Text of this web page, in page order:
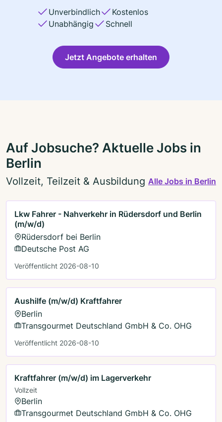
Unverbindlich
Kostenlos
Unabhängig
Schnell
Jetzt Angebote erhalten
Auf Jobsuche? Aktuelle Jobs in
Berlin
Vollzeit, Teilzeit & Ausbildung Alle Jobs in Berlin
Lkw Fahrer - Nahverkehr in Rüdersdorf und Berlin
(m/w/d)
Rüdersdorf bei Berlin
Deutsche Post AG
Veröffentlicht 2026-08-10
Aushilfe (m/w/d) Kraftfahrer
Berlin
Transgourmet Deutschland GmbH & Co. OHG
Veröffentlicht 2026-08-10
Kraftfahrer (m/w/d) im Lagerverkehr
Vollzeit
Berlin
Transgourmet Deutschland GmbH & Co. OHG